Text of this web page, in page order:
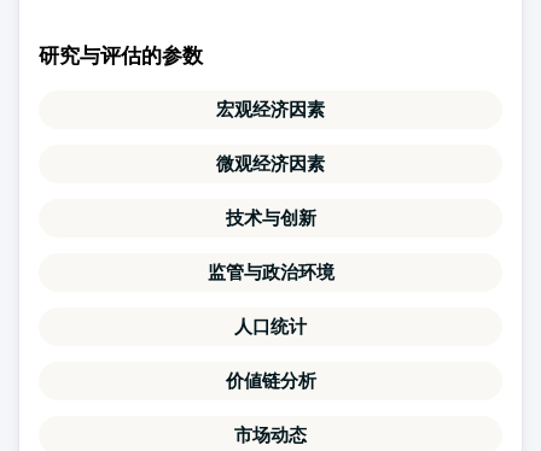
研究与评估的参数
宏观经济因素
微观经济因素
技术与创新
监管与政治环境
人口统计
价値链分析
市场动态